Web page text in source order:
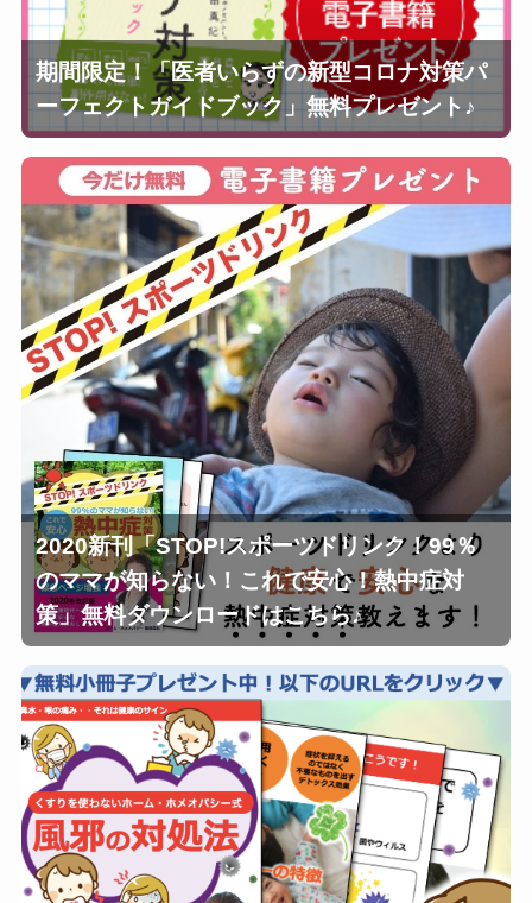
期間限定！「医者いらずの新型コロナ対策パ
ーフェクトガイドブック」無料プレゼント♪
2020新刊「STOP!スポーツドリンク！99％
のママが知らない！これで安心！熱中症対
策」無料ダウンロードはこちら♪